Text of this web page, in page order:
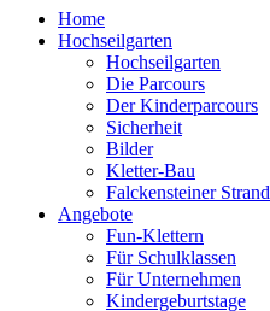
Home
Hochseilgarten
Hochseilgarten
Die Parcours
Der Kinderparcours
Sicherheit
Bilder
Kletter-Bau
Falckensteiner Strand
Angebote
Fun-Klettern
Für Schulklassen
Für Unternehmen
Kindergeburtstage